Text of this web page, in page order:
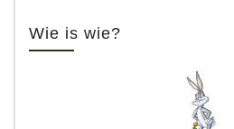
Wie is wie?